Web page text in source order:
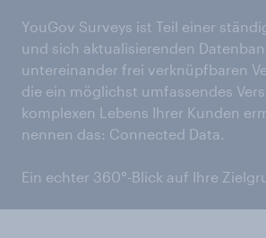
YouGov Surveys ist Teil einer
und sich aktualisierenden
untereinander frei verknüpfbaren
die ein möglichst umfassendes
komplexen Lebens Ihrer Kunden
nennen das: Connected Data.
Ein echter 360°-Blick auf Ihre